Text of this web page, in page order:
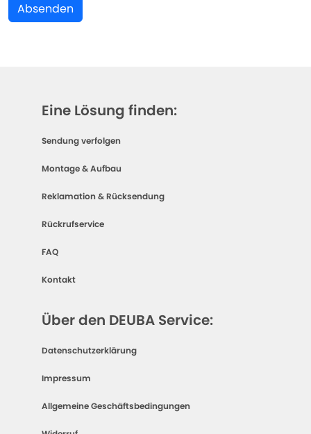
Absenden
Eine Lösung finden:
Sendung verfolgen
Montage & Aufbau
Reklamation & Rücksendung
Rückrufservice
FAQ
Kontakt
Über den DEUBA Service:
Datenschutzerklärung
Impressum
Allgemeine Geschäftsbedingungen